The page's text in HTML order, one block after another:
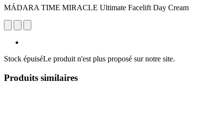
MÁDARA TIME MIRACLE Ultimate Facelift Day Cream
Stock épuiséLe produit n'est plus proposé sur notre site.
Produits similaires